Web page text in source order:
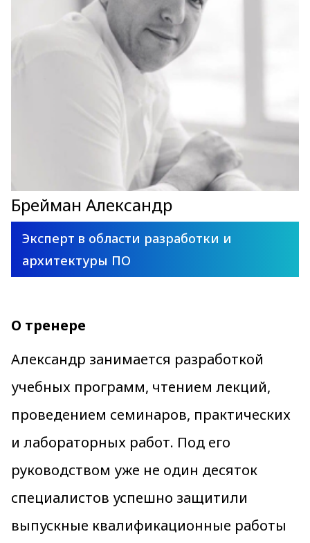
Брейман Александр
Эксперт в области разработки и
архитектуры ПО
О тренере
Александр занимается разработкой
учебных программ, чтением лекций,
проведением семинаров, практических
и лабораторных работ. Под его
руководством уже не один десяток
специалистов успешно защитили
выпускные квалификационные работы